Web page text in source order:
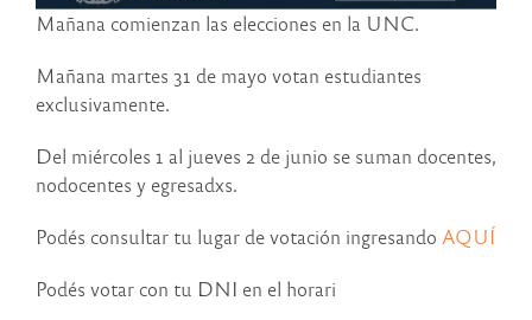
Mañana comienzan las elecciones en la UNC.
Mañana martes 31 de mayo votan estudiantes
exclusivamente.
Del miércoles 1 al jueves 2 de junio se suman docentes,
nodocentes y egresadxs.
Podés consultar tu lugar de votación ingresando AQUÍ
Podés votar con tu DNI en el horari